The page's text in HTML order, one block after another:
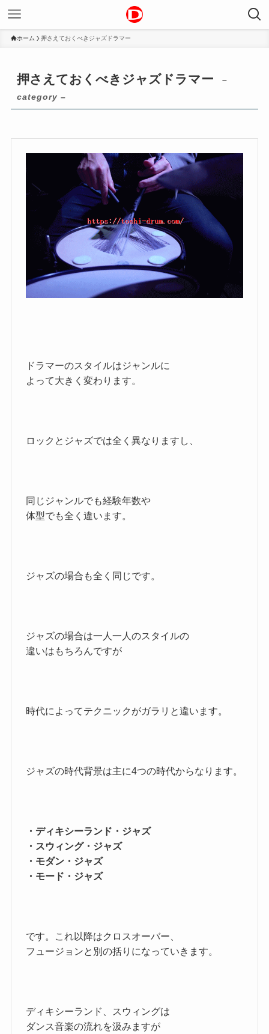
ホーム 押さえておくべきジャズドラマー
押さえておくべきジャズドラマー
–
category –
ドラマーのスタイルはジャンルに
よって大きく変わります。
ロックとジャズでは全く異なりますし、
同じジャンルでも経験年数や
体型でも全く違います。
ジャズの場合も全く同じです。
ジャズの場合は一人一人のスタイルの
違いはもちろんですが
時代によってテクニックがガラリと違います。
ジャズの時代背景は主に4つの時代からなります。
・ディキシーランド・ジャズ
・スウィング・ジャズ
・モダン・ジャズ
・モード・ジャズ
です。これ以降はクロスオーバー、
フュージョンと別の括りになっていきます。
ディキシーランド、スウィングは
ダンス音楽の流れを汲みますが